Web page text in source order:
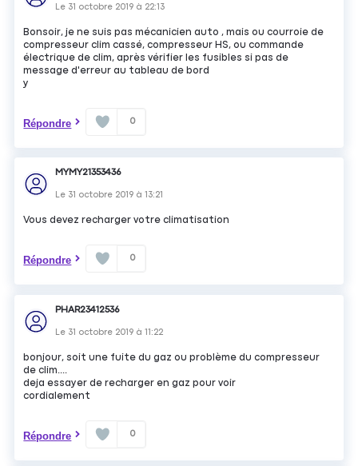
Le 31 octobre 2019 à 22:13
Bonsoir, je ne suis pas mécanicien auto , mais ou courroie de
compresseur clim cassé, compresseur HS, ou commande
électrique de clim, après vérifier les fusibles si pas de
message d'erreur au tableau de bord
y
Répondre 0
MYMY21353436
Le 31 octobre 2019 à13:21
Vous devez recharger votre climatisation
Répondre 0
PHAR23412536
Le 31 octobre 2019 à11:22
bonjour, soit une fuite du gaz ou problème du compresseur
de clim....
deja essayer de recharger en gaz pour voir
cordialement
Répondre 0